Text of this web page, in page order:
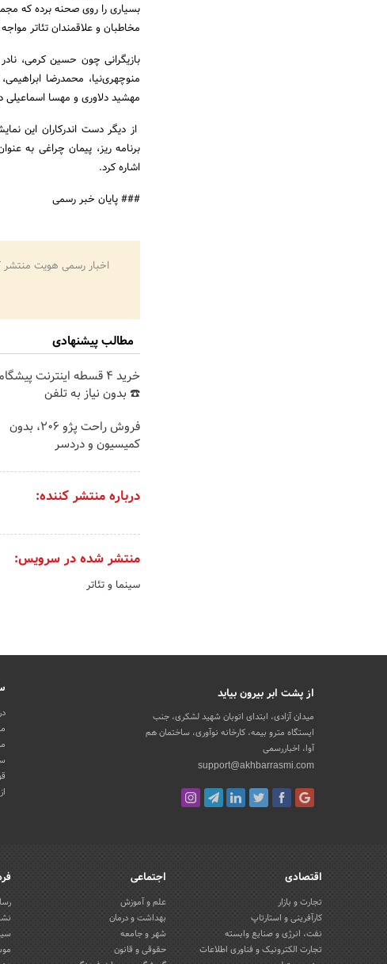
بسیاری را روی صحنه برده که
مخاطبان و علاقمندان تئاتر
بازیگرانی چون حسین ‌کرمی، نادر
منوچهری‌نیا، محمدرضا
مهشید دلاوری و مهسا اسماعیلی
از دیگر دست اندرکاران این
برنامه ریز، پیمان چراغی به
اشاره کرد.
### پایان خبر رسمی
اخبار رسمی هویت
مطالب پیشنهادی
خرید 4 قسطه اینترنت
☎️ بدون نیاز به تلفن
فروش راحت پژو ۲۰6، بدون
کمیسیون و دردسر
درباره منتشر کننده:
منتشر شده در سرویس:
سینما و تئاتر
از پشت ابر بیرون بیاید
میدان آزادی، ابتدای اتوبان شهید لشکری، جنب
ایستگاه مترو بیمه، کارخانه نوآوری، ساختمان هم
آوا، اخباررسمی
support@akhbarrasmi.com
اقتصادی
تجارت و بازار
کارآفرینی و استارتاپ
نفت، انرژی و صنایع وابسته
تجارت الکترونیک و فناوری اطلاعات
اجتماعی
علم و آموزش
بهداشت و درمان
شهر و جامعه
حقوقی و قانون